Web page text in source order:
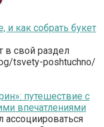
и как собрать букет
свой раздел
tsvety-poshtuchno/
путешествие с
впечатлениями
ассоциироваться